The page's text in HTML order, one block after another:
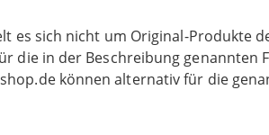
es sich nicht um Original-Produkte
die in der Beschreibung genannten
können alternativ für die